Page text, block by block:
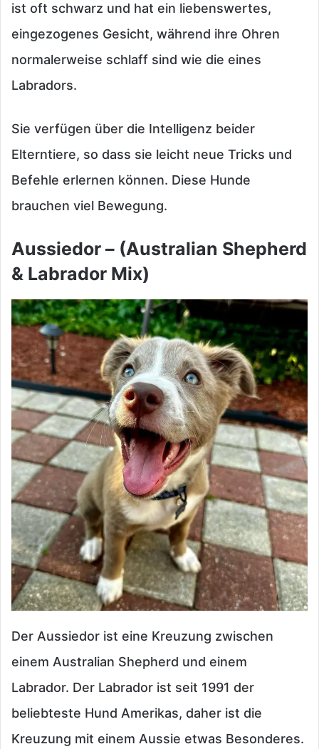
ist oft schwarz und hat ein liebenswertes,
eingezogenes Gesicht, während ihre Ohren
normalerweise schlaff sind wie die eines
Labradors.
Sie verfügen über die Intelligenz beider
Elterntiere, so dass sie leicht neue Tricks und
Befehle erlernen können. Diese Hunde
brauchen viel Bewegung.
Aussiedor – (Australian Shepherd
& Labrador Mix)
Der Aussiedor ist eine Kreuzung zwischen
einem Australian Shepherd und einem
Labrador. Der Labrador ist seit 1991 der
beliebteste Hund Amerikas, daher ist die
Kreuzung mit einem Aussie etwas Besonderes.